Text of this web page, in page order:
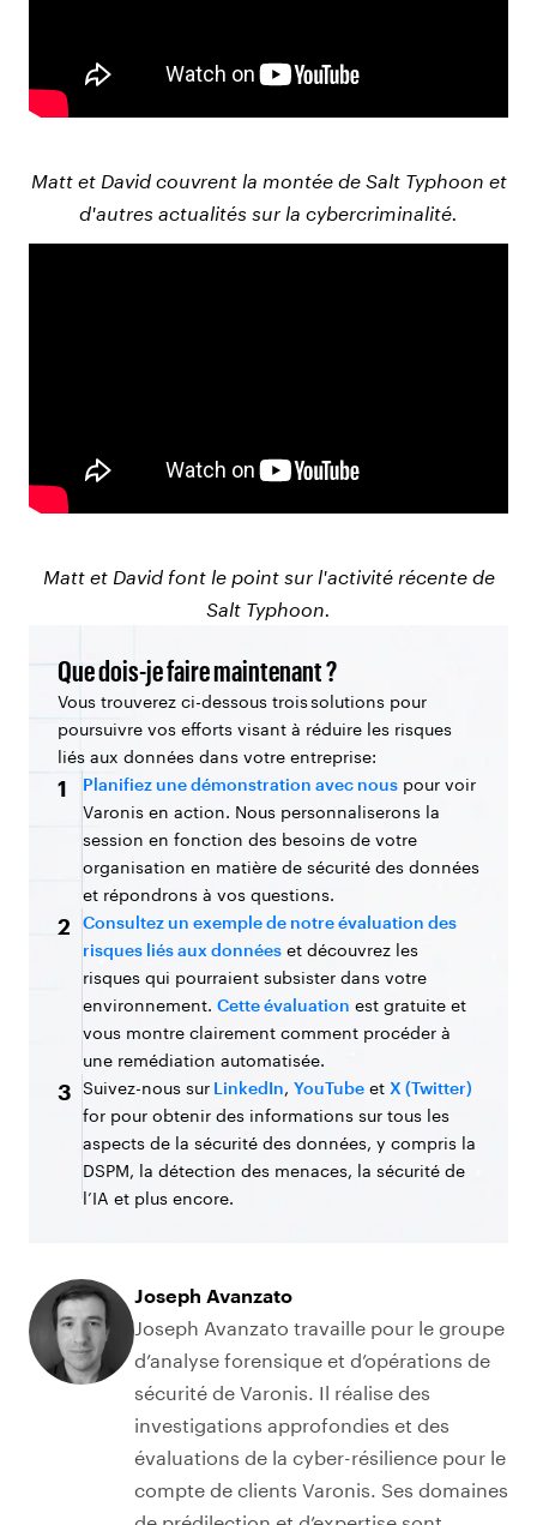
Matt et David couvrent la montée de Salt Typhoon et
d'autres actualités sur la cybercriminalité.
Matt et David font le point sur l'activité récente de
Salt Typhoon.
Que dois-je faire maintenant ?
Vous trouverez ci-dessous trois solutions pour
poursuivre vos efforts visant à réduire les risques
liés aux données dans votre entreprise:
1 Planifiez une démonstration avec nous pour voir
Varonis en action. Nous personnaliserons la
session en fonction des besoins de votre
organisation en matière de sécurité des données
et répondrons à vos questions.
2
Consultez un exemple de notre évaluation des
risques liés aux données et découvrez les
risques qui pourraient subsister dans votre
environnement. Cette évaluation est gratuite et
vous montre clairement comment procéder à
une remédiation automatisée.
3 Suivez-nous sur LinkedIn, YouTube et X (Twitter)
for pour obtenir des informations sur tous les
aspects de la sécurité des données, y compris la
DSPM, la détection des menaces, la sécurité de
l’IA et plus encore.
Joseph Avanzato
Joseph Avanzato travaille pour le groupe
d’analyse forensique et d’opérations de
sécurité de Varonis. Il réalise des
investigations approfondies et des
évaluations de la cyber-résilience pour le
compte de clients Varonis. Ses domaines